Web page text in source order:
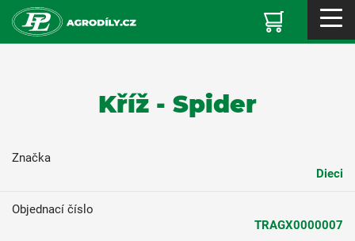
Kříž - Spider
Značka
Dieci
Objednací číslo
TRAGX0000007